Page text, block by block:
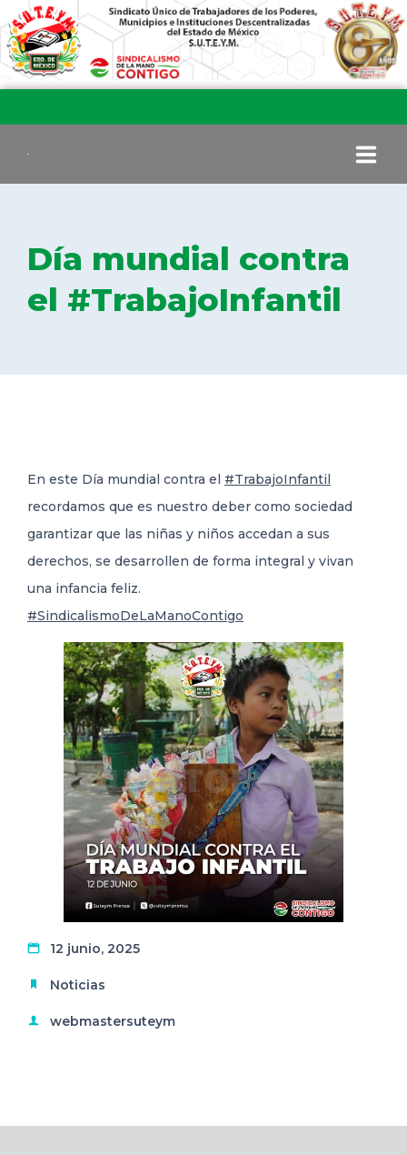
COMITÉ EJECUTIVO
COORDINADORES
TRANSPARENCIA
Día mundial contra
el #TrabajoInfantil
En este Día mundial contra el #TrabajoInfantil
recordamos que es nuestro deber como sociedad
garantizar que las niñas y niños accedan a sus
derechos, se desarrollen de forma integral y vivan
una infancia feliz.
#SindicalismoDeLaManoContigo
12 junio, 2025
Noticias
webmastersuteym